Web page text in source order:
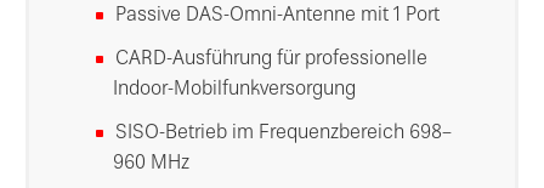
Passive DAS-Omni-Antenne mit 1 Port
CARD-Ausführung für professionelle
Indoor-Mobilfunkversorgung
SISO-Betrieb im Frequenzbereich 698–
960 MHz